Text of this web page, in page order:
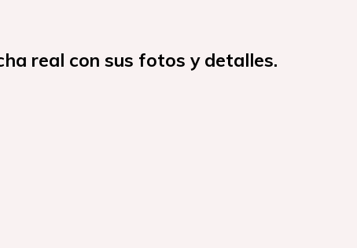
real con sus fotos y detalles.